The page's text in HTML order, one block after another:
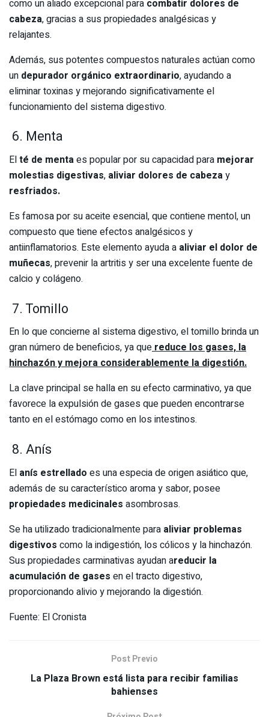
como un aliado excepcional para combatir dolores de
cabeza, gracias a sus propiedades analgésicas y
relajantes.
Además, sus potentes compuestos naturales actúan como
un depurador orgánico extraordinario, ayudando a
eliminar toxinas y mejorando significativamente el
funcionamiento del sistema digestivo.
6. Menta
Elté de mentaes popular por su capacidad para mejorar
molestias digestivas, aliviar dolores de cabezay
resfriados.
Es famosa por su aceite esencial, que contiene mentol, un
compuesto que tiene efectos analgésicos y
antiinflamatorios. Este elemento ayuda a aliviar el dolor de
muñecas, prevenir la artritis y ser una excelente fuente de
calcio y colágeno.
7. Tomillo
En lo que concierne al sistema digestivo, el tomillo brinda un
gran número de beneficios, ya quereduce los gases, la
hinchazón y mejora considerablemente la digestión.
La clave principal se halla en su efecto carminativo, ya que
favorece la expulsión de gases que pueden encontrarse
tanto en el estómago como en los intestinos.
8. Anís
El anís estrellado es una especia de origen asiático que,
además de su característico aroma y sabor, posee
propiedades medicinales asombrosas.
Se ha utilizado tradicionalmente para aliviar problemas
digestivos como la indigestión, los cólicos y la hinchazón.
Sus propiedades carminativas ayudan areducir la
acumulación de gases en el tracto digestivo,
proporcionando alivio y mejorando la digestión.
Fuente: El Cronista
Post Previo
La Plaza Brown está lista para recibir familias
bahienses